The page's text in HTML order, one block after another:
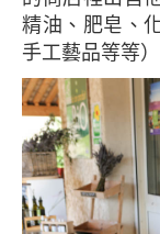
精油、肥皂、
手工藝品等等）